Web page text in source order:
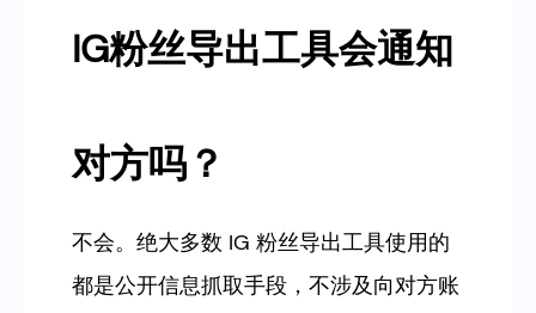
IG粉丝导出工具会通知
对方吗？
不会。绝大多数 IG 粉丝导出工具使用的
都是公开信息抓取手段，不涉及向对方账